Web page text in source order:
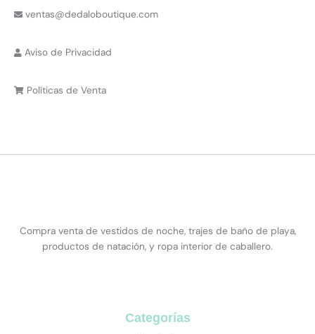
ventas@dedaloboutique.com
Aviso de Privacidad
Políticas de Venta
Compra venta de vestidos de noche, trajes de baño de playa,
productos de natación, y ropa interior de caballero.
Categorías